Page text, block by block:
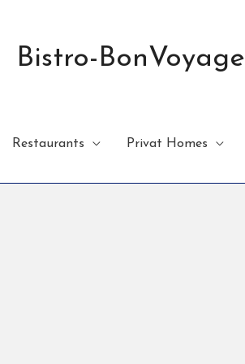
Bistro-BonVoyage
Restaurants Privat Homes